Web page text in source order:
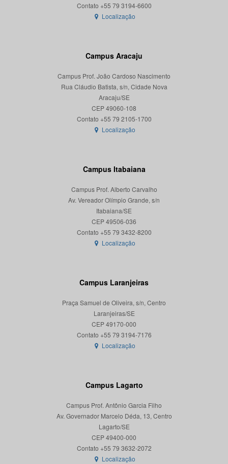
Localização
Campus Aracaju
Campus Prof. João Cardoso Nascimento
Rua Cláudio Batista, s/n, Cidade Nova
Aracaju/SE
CEP 49060-108
Localização
Campus Itabaiana
Campus Prof. Alberto Carvalho
Av. Vereador Olímpio Grande, s/n
Itabaiana/SE
CEP 49506-036
Localização
Campus Laranjeiras
Praça Samuel de Oliveira, s/n, Centro
Laranjeiras/SE
CEP 49170-000
Localização
Campus Lagarto
Campus Prof. Antônio Garcia Filho
Av. Governador Marcelo Déda, 13, Centro
Lagarto/SE
CEP 49400-000
Localização